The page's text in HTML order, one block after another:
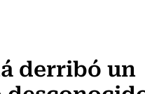
derribó un